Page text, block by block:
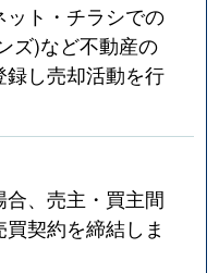
ト・チラシでの
ズ)など不動産の
し売却活動を行
、売主・買主間
契約を締結しま